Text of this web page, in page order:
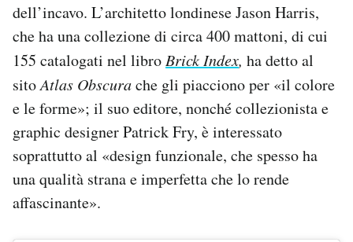
dell’incavo. L’architetto londinese Jason Harris,
che ha una collezione di circa 400 mattoni, di cui
155 catalogati nel libro Brick Index, ha detto al
sitoAtlas Obscurache gli piacciono per «il colore
e le forme»; il suo editore, nonché collezionista e
graphic designer Patrick Fry, è interessato
soprattutto al «design funzionale, che spesso ha
una qualità strana e imperfetta che lo rende
affascinante».